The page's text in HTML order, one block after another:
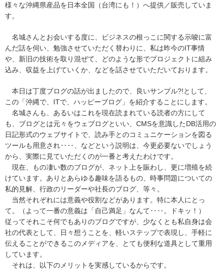
様々な沖縄県産品を日本全国（台湾にも！）へ提供／販売していま
す。
名城さんとお会いする度に、ビジネスの根っこに関する示唆に富
んだ話を伺い、勉強させていただく替わりに、私は昨今のIT事情
や、新旧の技術を取り混ぜて、どのような形でプロジェクトに組み
込み、収益を上げていくか、などを話させていただいております。
本日は丁度ブログの話が出ましたので、良いサンプル?!として、
この「沖縄で、ITで、ハッピーブログ」を紹介することにします。
名城さんも、あるいはこれを現在読まれている読者の方にして
も、ブログとは元々をウェブログといい、CMSを意識したDB活用の
日記形式のウェブサイトで、読み手とのコミュニケーションを図る
ツールも用意され‥‥、などという説明は、今更必要ないでしょう
から、実際に見ていただくのが一番と考えたわけです。
現在、もの凄い数のブログが、ネット上を賑わし、更に増殖を続
けています。ありとあらゆる趣味を語るもの、時事問題についての
私的見解、行政のリーダーや社長のブログ、等々。
当然それぞれには意義や役割などがあります。特に本人にとっ
て。（よって一番の意義は「自己満足」なんて‥‥。ドキッ！）
従ってそれこそ何でもありのブログですが、少なくとも私自身は会
社の代表として、日々想うことを、軽いステップで表現し、手軽に
伝えることができるこのメディアを、とても便利な道具として重用
しています。
それは、以下のメリットを実感しているからです。